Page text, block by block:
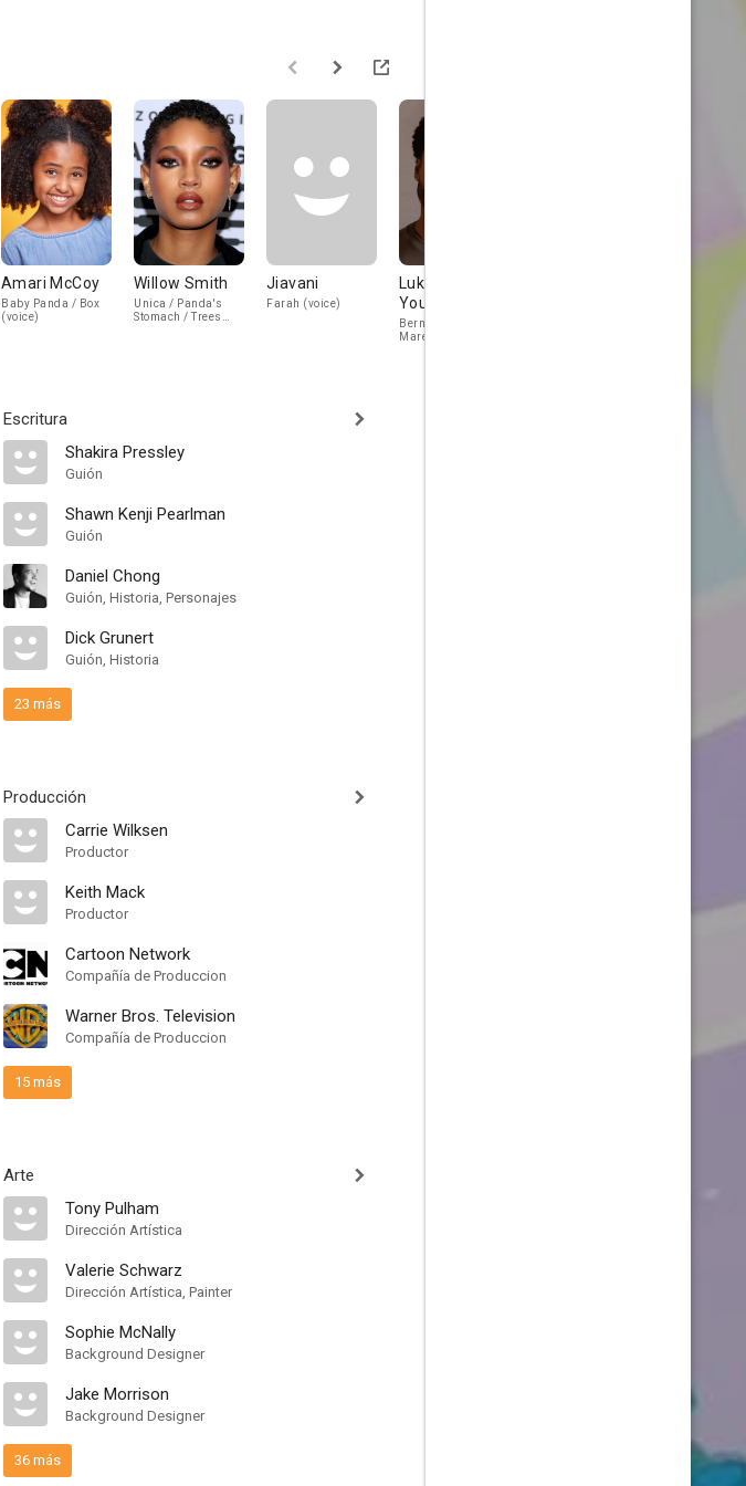
Amari McCoy
Baby Panda / Box
(voice)
Willow Smith
Unica / Panda's
Stomach / Trees
Jiavani
Farah (voice)
Luke
Youngblood
Bernard / Night
Mare (voice)
Escritura
Shakira Pressley
Guión
Shawn Kenji Pearlman
Guión
Daniel Chong
Guión, Historia, Personajes
Dick Grunert
Guión, Historia
23 más
Producción
Carrie Wilksen
Productor
Keith Mack
Productor
Cartoon Network
Compañía de Produccion
Warner Bros. Television
Compañía de Produccion
15 más
Arte
Tony Pulham
Dirección Artística
Valerie Schwarz
Dirección Artística, Painter
Sophie McNally
Background Designer
Jake Morrison
Background Designer
36 más